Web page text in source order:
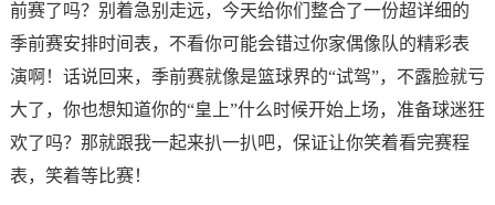
前赛了吗？别着急别走远，今天给你们整合了一份超详细的
季前赛安排时间表，不看你可能会错过你家偶像队的精彩表
演啊！话说回来，季前赛就像是篮球界的“试驾”，不露脸就亏
大了，你也想知道你的“皇上”什么时候开始上场，准备球迷狂
欢了吗？那就跟我一起来扒一扒吧，保证让你笑着看完赛程
表，笑着等比赛！